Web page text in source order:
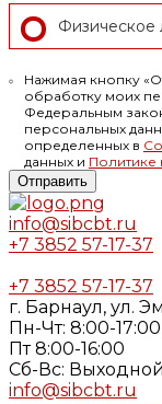
Физическое
Нажимая кнопку
обработку моих
Федеральным
персональных
определенных в
данных и Политике
Отправить
info@sibcbt.ru
+7 3852 57-17-37
+7 3852 57-17-37
г. Барнаул, ул.
Пн-Чт: 8:00-17:00
Пт 8:00-16:00
Cб-Вс: Выходной
info@sibcbt.ru